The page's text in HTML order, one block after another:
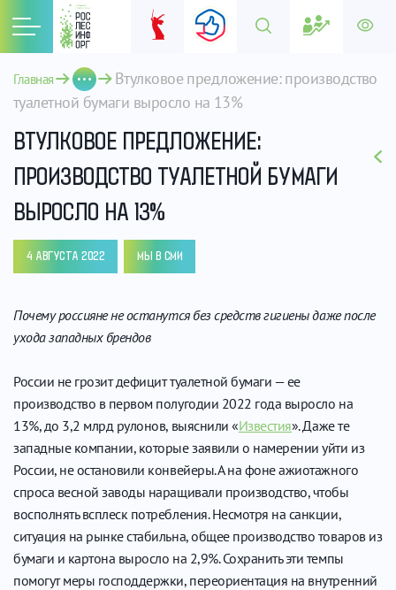
Главная
Втулковое предложение: производство
туалетной бумаги выросло на 13%
ВТУЛКОВОЕ ПРЕДЛОЖЕНИЕ:
ПРОИЗВОДСТВО ТУАЛЕТНОЙ БУМАГИ
ВЫРОСЛО НА 13%
4 АВГУСТА 2022 МЫ В СМИ
Почему россияне не останутся без средств гигиены даже после
ухода западных брендов
России не грозит дефицит туалетной бумаги — ее
производство в первом полугодии 2022 года выросло на
13%, до 3,2 млрд рулонов, выяснили «Известия». Даже те
западные компании, которые заявили о намерении уйти из
России, не остановили конвейеры. А на фоне ажиотажного
спроса весной заводы наращивали производство, чтобы
восполнять всплеск потребления. Несмотря на санкции,
ситуация на рынке стабильна, общее производство товаров из
бумаги и картона выросло на 2,9%. Сохранить эти темпы
помогут меры господдержки, переориентация на внутренний